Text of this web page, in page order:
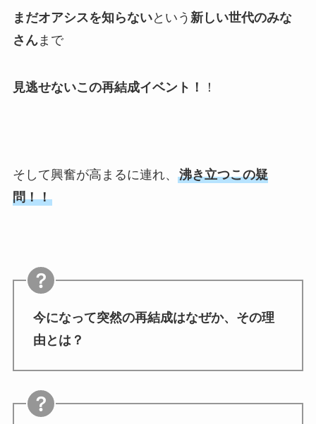
まだオアシスを知らないという 新しい世代のみな
さんまで
見逃せないこの再結成イベント！ ！
そして興奮が高まるに連れ、 沸き立つこの疑
問！！
今になって突然の再結成はなぜか、その理
由とは？